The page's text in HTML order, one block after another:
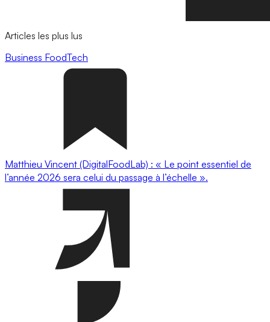
Articles les plus lus
Business FoodTech
Matthieu Vincent (DigitalFoodLab) : « Le point essentiel de
l’année 2026 sera celui du passage à l’échelle ».